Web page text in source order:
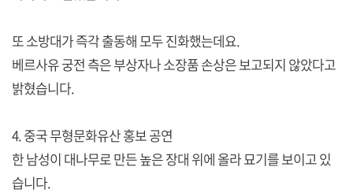
또 소방대가 즉각 출동해 모두 진화했는데요.
베르사유 궁전 측은 부상자나 소장품 손상은 보고되지 않았다고
밝혔습니다.
4. 중국 무형문화유산 홍보 공연
한 남성이 대나무로 만든 높은 장대 위에 올라 묘기를 보이고 있
습니다.